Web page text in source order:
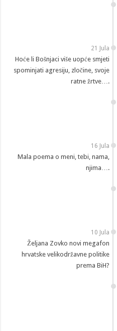
21 Jula
Hoće li Bošnjaci više uopće smjeti
spominjati agresiju, zločine, svoje
ratne žrtve….
16 Jula
Mala poema o meni, tebi, nama,
njima….
10 Jula
Željana Zovko novi megafon
hrvatske velikodržavne politike
prema BiH?